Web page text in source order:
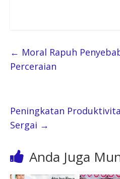
← Moral Rapuh
Perceraian
Peningkatan
Sergai →
Anda Juga